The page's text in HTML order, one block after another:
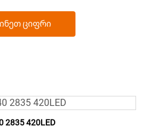
ციფრი
2835 420LED